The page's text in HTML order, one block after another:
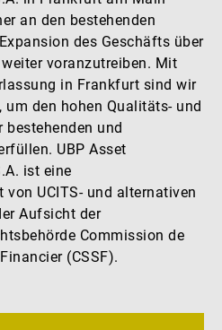
und Insights
an den bestehenden
des Geschäfts über
voranzutreiben. Mit
in Frankfurt sind wir
den hohen Qualitäts- und
bestehenden und
UBP Asset
ist eine
UCITS- und alternativen
Aufsicht der
Commission de
(CSSF).